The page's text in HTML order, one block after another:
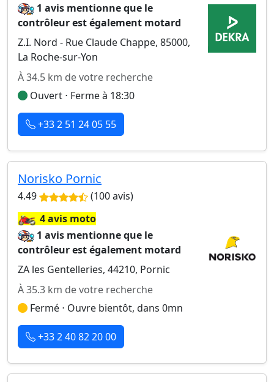
1 avis mentionne que le
contrôleur est également motard
Z.I. Nord - Rue Claude Chappe, 85000,
La Roche-sur-Yon
À 34.5 km de votre recherche
Ouvert ⋅ Ferme à 18:30
+33 2 51 24 05 55
Norisko Pornic
4.49 (100 avis)
🏍️4 avis moto
1 avis mentionne que le
contrôleur est également motard
ZA les Gentelleries, 44210, Pornic
À 35.3 km de votre recherche
Fermé ⋅ Ouvre bientôt, dans 0mn
+33 2 40 82 20 00